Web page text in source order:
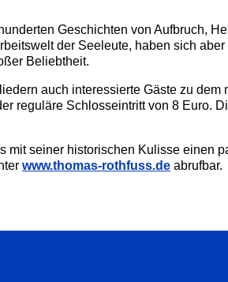
Geschichten von Aufbruch,
der Seeleute, haben sich
Beliebtheit.
auch interessierte Gäste zu dem
reguläre Schlosseintritt von 8 Euro.
mit seiner historischen Kulisse einen
www.thomas-rothfuss.de abrufbar.